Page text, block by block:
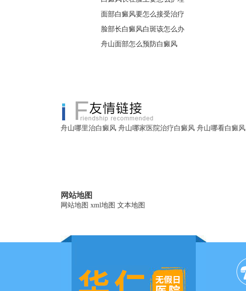
面部白癜风要怎么接受治疗
脸部长白癜风白斑该怎么办
舟山面部怎么预防白癜风
舟山哪里治白癜风 舟山哪家医院治疗白癜风 舟山哪看白癜风
网站地图
网站地图 xml地图 文本地图